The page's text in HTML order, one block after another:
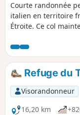
Courte randonnée
italien en territoire
Étroite. Ce col
italienne.
Refuge du
Visorandonneur
16,20 km